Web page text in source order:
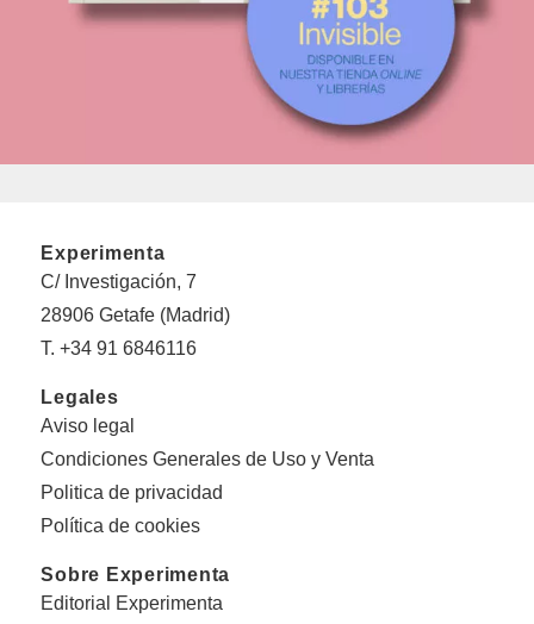
Experimenta
C/ Investigación, 7
28906 Getafe (Madrid)
T. +34 91 6846116
Legales
Aviso legal
Condiciones Generales de Uso y Venta
Politica de privacidad
Política de cookies
Sobre Experimenta
Editorial Experimenta